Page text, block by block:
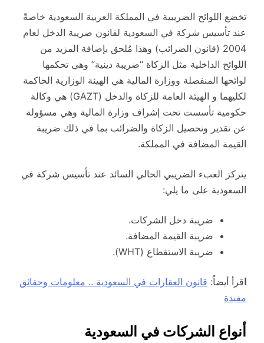
تخضع اللوائح الضريبية في المملكة العربية السعودية خاصةً
عند تأسيس شركة في السعودية لقانون ضريبة الدخل لعام
2004 (قانون الضرائب) وهذا مُلحق بإضافة المزيد من
اللوائح الداخلية مثل الزكاة “ضريبة دينية” وهي تحكمها
لوائحها المنفصلة ووزارة المالية هي الهيئة الوزارية الحاكمة
لكليهما و الهيئة العامة للزكاة والدخل (GAZT) هي وكالة
حكومية تأسست تحت إشراف وزارة المالية وهي مسؤولة
عن تقدير وتحصيل الزكاة والضرائب بما في ذلك ضريبة
القيمة المضافة في المملكة.
يتركز العبء الضريبي الحالي السائد عند تأسيس شركة في
السعودية على ما يلي:
ضريبة دخل الشركات.
ضريبة القيمة المضافة.
ضريبة الاستقطاع (WHT).
اقرأ أيضاً: قانون العقارات في السعودية .. معلومات وحقائق
مفيدة
أنواع الشركات في السعودية